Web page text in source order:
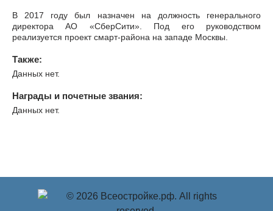
В 2017 году был назначен на должность генерального
директора АО «СберСити». Под его руководством
реализуется проект смарт-района на западе Москвы.
Также:
Данных нет.
Награды и почетные звания:
Данных нет.